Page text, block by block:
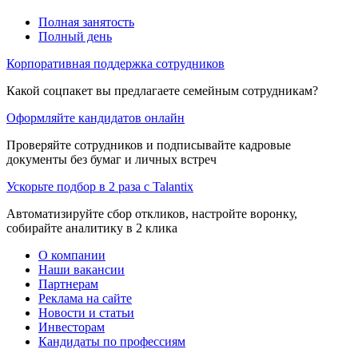
Полная занятость
Полный день
Корпоративная поддержка сотрудников
Какой соцпакет вы предлагаете семейным сотрудникам?
Оформляйте кандидатов онлайн
Проверяйте сотрудников и подписывайте кадровые
документы без бумаг и личных встреч
Ускорьте подбор в 2 раза с Talantix
Автоматизируйте сбор откликов, настройте воронку,
собирайте аналитику в 2 клика
О компании
Наши вакансии
Партнерам
Реклама на сайте
Новости и статьи
Инвесторам
Кандидаты по профессиям